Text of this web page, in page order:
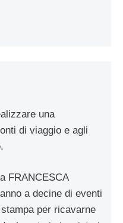
una
di viaggio e agli
FRANCESCA
a decine di eventi
per ricavarne